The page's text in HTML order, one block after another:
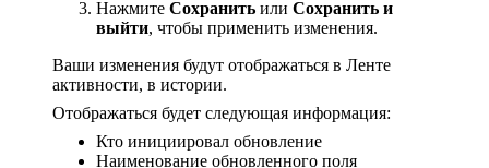
Нажмите Сохранить или Сохранить и
выйти, чтобы применить изменения.
Ваши изменения будут отображаться в Ленте
активности, в истории.
Отображаться будет следующая информация:
Кто инициировал обновление
Наименование обновленного поля